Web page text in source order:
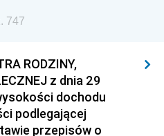
747
RODZINY,
z dnia 29
dochodu
podlegającej
przepisów o